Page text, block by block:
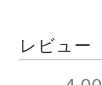
レビュー